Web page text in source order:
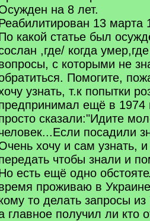
на 8 лет.
13 марта
какой статье был
,где/ когда
с которыми не
Помогите,
узнать, т.к попытки
ещё в 1974
сказали:"Идите
посадили
хочу и сам узнать,
чтобы знали и
есть ещё одно
проживаю в
то делать запросы
главное получил ли кто